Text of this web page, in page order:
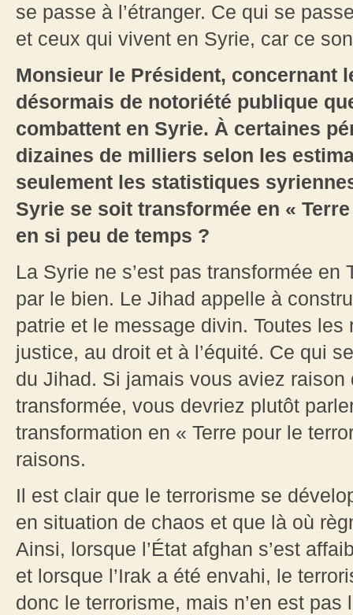
se passe à l’étranger. Ce qui se
et ceux qui vivent en Syrie, car ce
Monsieur le Président, concernant
désormais de notoriété publique
combattent en Syrie. À certaines
dizaines de milliers selon les
seulement les statistiques
Syrie se soit transformée en «
en si peu de temps ?
La Syrie ne s’est pas transformée
par le bien. Le Jihad appelle à
patrie et le message divin. Toutes
justice, au droit et à l’équité. Ce qui
du Jihad. Si jamais vous aviez raison
transformée, vous devriez plutôt
transformation en « Terre pour le
raisons.
Il est clair que le terrorisme se
en situation de chaos et que là où
Ainsi, lorsque l’État afghan s’est
et lorsque l’Irak a été envahi, le
donc le terrorisme, mais n’en est